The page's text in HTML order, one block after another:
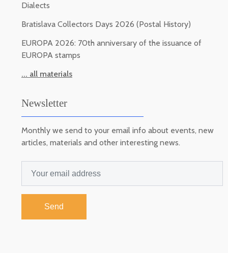
Dialects
Bratislava Collectors Days 2026 (Postal History)
EUROPA 2026: 70th anniversary of the issuance of
EUROPA stamps
... all materials
Newsletter
Monthly we send to your email info about events, new
articles, materials and other interesting news.
Send